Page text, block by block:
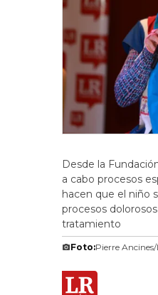
Desde la
a cabo procesos
hacen que el niño
procesos
tratamiento
Foto:Pierre Ancines/